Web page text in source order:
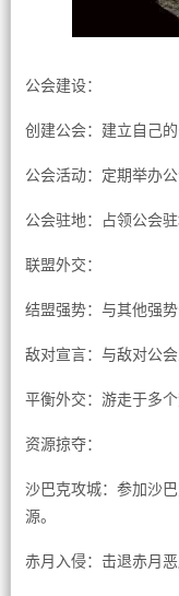
公会建设：
创建公会：建立自己
公会活动：定期举办
公会驻地：占领公会
联盟外交：
结盟强势：与其他强
敌对宣言：与敌对公
平衡外交：游走于多
资源掠夺：
沙巴克攻城：参加沙
源。
赤月入侵：击退赤月恶